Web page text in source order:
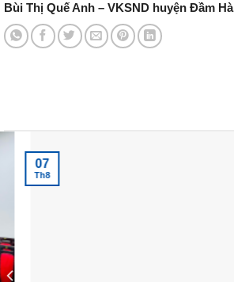
Bùi Thị Quế Anh – VKSND huyện Đầm Hà